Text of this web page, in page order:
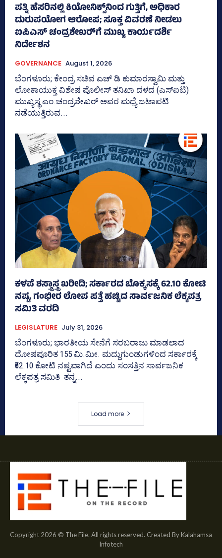
ಪತ್ನಿ ಹೆಸರಿನಲ್ಲಿ ಕಿಯೋನಿಕ್ಸ್‌ನಿಂದ ಗುತ್ತಿಗೆ, ಅಧಿಕಾರ
ದುರುಪಯೋಗ ಆರೋಪ; ಸೂಕ್ತ ವಿವರಣೆ ನೀಡಲು
ಐಪಿಎಸ್‌ ಚಂದ್ರಶೇಖರ್‍‌ಗೆ ಮುಖ್ಯ ಕಾರ್ಯದರ್ಶಿ
ನಿರ್ದೇಶನ
GOVERNANCE August 1, 2026
ಬೆಂಗಳೂರು; ಕೇಂದ್ರ ಸಚಿವ ಎಚ್‌ ಡಿ ಕುಮಾರಸ್ವಾಮಿ ಮತ್ತು
ಲೋಕಾಯುಕ್ತ ವಿಶೇಷ ಪೊಲೀಸ್‌ ತನಿಖಾ ದಳದ (ಎಸ್‌ಐಟಿ)
ಮುಖ್ಯಸ್ಥ ಎಂ.ಚಂದ್ರಶೇಖರ್‌ ಅವರ ಮಧ್ಯೆ ಜಟಾಪಟಿ
ನಡೆಯುತ್ತಿರುವ...
ಕಳಪೆ ಶಸ್ತ್ರಾಸ್ತ್ರ ಖರೀದಿ; ಸರ್ಕಾರದ ಬೊಕ್ಕಸಕ್ಕೆ 62.10 ಕೋಟಿ
ನಷ್ಟ, ಗಂಭೀರ ಲೋಪ ಪತ್ತೆ ಹಚ್ಚಿದ ಸಾರ್ವಜನಿಕ ಲೆಕ್ಕಪತ್ರ
ಸಮಿತಿ ವರದಿ
LEGISLATURE July 31, 2026
ಬೆಂಗಳೂರು; ಭಾರತೀಯ ಸೇನೆಗೆ ಸರಬರಾಜು ಮಾಡಲಾದ
ದೋಷಪೂರಿತ 155 ಮಿ.ಮೀ. ಮದ್ದುಗುಂಡುಗಳಿಂದ ಸರ್ಕಾರಕ್ಕೆ
₹62.10 ಕೋಟಿ ನಷ್ಟವಾಗಿದೆ ಎಂದು ಸಂಸತ್ತಿನ ಸಾರ್ವಜನಿಕ
ಲೆಕ್ಕಪತ್ರ ಸಮಿತಿ ತನ್ನ...
Load more
Copyright 2026 © The File. All rights reserved. Created By Kalahamsa
Infotech